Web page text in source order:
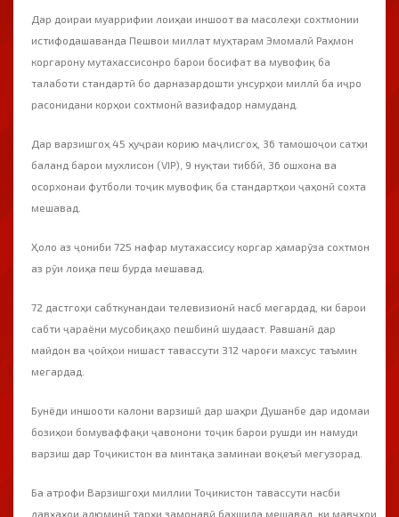
Дар доираи муаррифии лоиҳаи иншоот ва масолеҳи сохтмонии
истифодашаванда Пешвои миллат муҳтарам Эмомалӣ Раҳмон
коргарону мутахассисонро барои босифат ва мувофиқ ба
талаботи стандартӣ бо дарназардошти унсурҳои миллӣ ба иҷро
расонидани корҳои сохтмонӣ вазифадор намуданд.
Дар варзишгоҳ 45 ҳуҷраи корию маҷлисгоҳ, 36 тамошоҷои сатҳи
баланд барои мухлисон (VIP), 9 нуқтаи тиббӣ, 36 ошхона ва
осорхонаи футболи тоҷик мувофиқ ба стандартҳои ҷаҳонӣ сохта
мешавад.
Ҳоло аз ҷониби 725 нафар мутахассису коргар ҳамарӯза сохтмон
аз рӯи лоиҳа пеш бурда мешавад.
72 дастгоҳи сабткунандаи телевизионӣ насб мегардад, ки барои
сабти ҷараёни мусобиқаҳо пешбинӣ шудааст. Равшанӣ дар
майдон ва ҷойҳои нишаст тавассути 312 чароғи махсус таъмин
мегардад.
Бунёди иншооти калони варзишӣ дар шаҳри Душанбе дар идомаи
бозиҳои бомуваффақи ҷавонони тоҷик барои рушди ин намуди
варзиш дар Тоҷикистон ва минтақа заминаи воқеъӣ мегузорад.
Ба атрофи Варзишгоҳи миллии Тоҷикистон тавассути насби
лавҳаҳои алюминӣ тарҳи замонавӣ бахшида мешавад, ки мавҷҳои